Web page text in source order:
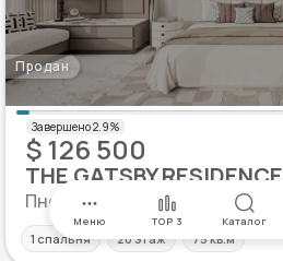
Меню TOP 3 Каталог
Продан
$ 126 500
THE GATSBY RESIDENCE
Пномпень | BKK1 | Апартаменты
1 спальня 20 этаж 75 кв.м